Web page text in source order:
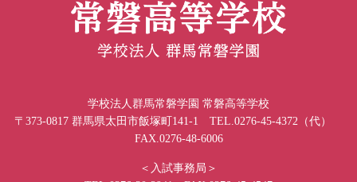
学校法人群馬常磐学園 常磐高等学校
〒373-0817 群馬県太田市飯塚町141-1 TEL.0276-45-4372（代）
FAX.0276-48-6006
＜入試事務局＞